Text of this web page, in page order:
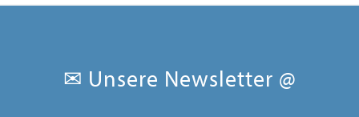
✉ Unsere Newsletter @